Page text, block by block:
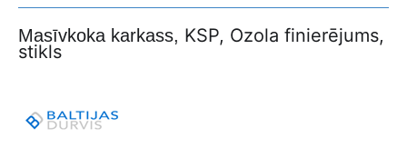
Masīvkoka karkass, KSP, Ozola finierējums,
stikls